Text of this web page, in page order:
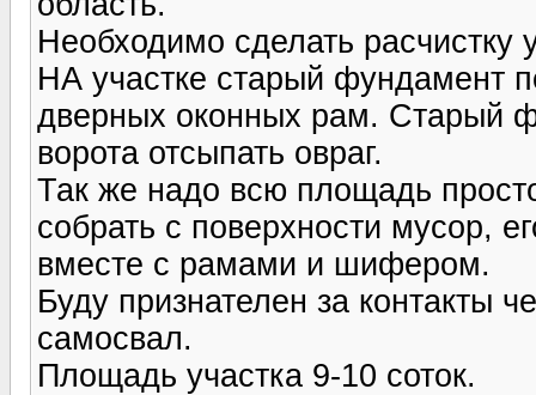
Необходимо сделать расчистку
НА участке старый фундамент
дверных оконных рам. Старый
ворота отсыпать овраг.
Так же надо всю площадь
собрать с поверхности мусор,
вместе с рамами и шифером.
Буду признателен за контакты
самосвал.
Площадь участка 9-10 соток.